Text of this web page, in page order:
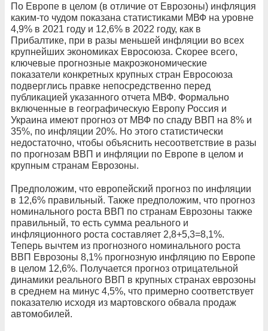
По Европе в целом (в отличие от Еврозоны) инфляция
каким-то чудом показана статистиками МВФ на уровне
4,9% в 2021 году и 12,6% в 2022 году, как в
Прибалтике, при в разы меньшей инфляции во всех
крупнейших экономиках Евросоюза. Скорее всего,
ключевые прогнозные макроэкономические
показатели конкретных крупных стран Евросоюза
подверглись правке непосредственно перед
публикацией указанного отчета МВФ. Формально
включенные в географическую Европу Россия и
Украина имеют прогноз от МВФ по спаду ВВП на 8% и
35%, по инфляции 20%. Но этого статистически
недостаточно, чтобы объяснить несоответствие в разы
по прогнозам ВВП и инфляции по Европе в целом и
крупным странам Еврозоны.
Предположим, что европейский прогноз по инфляции
в 12,6% правильный. Также предположим, что прогноз
номинального роста ВВП по странам Еврозоны также
правильный, то есть сумма реального и
инфляционного роста составляет 2,8+5,3=8,1%.
Теперь вычтем из прогнозного номинального роста
ВВП Еврозоны 8,1% прогнозную инфляцию по Европе
в целом 12,6%. Получается прогноз отрицательной
динамики реального ВВП в крупных странах еврозоны
в среднем на минус 4,5%, что примерно соответствует
показателю исходя из мартовского обвала продаж
автомобилей.